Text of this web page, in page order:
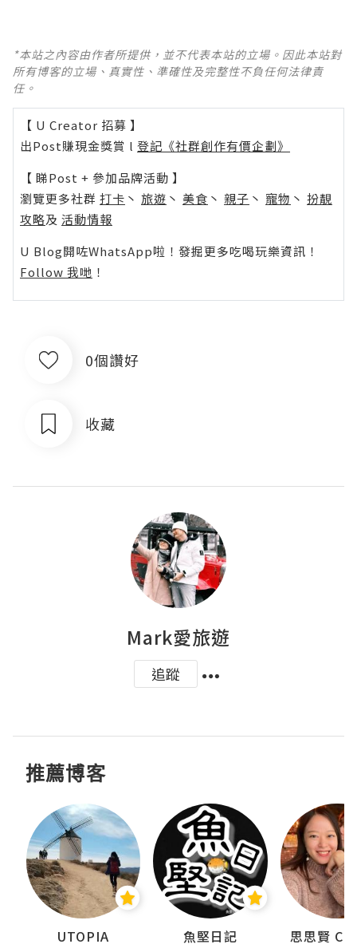
*本站之內容由作者所提供，並不代表本站的立場。因此本站對
所有博客的立場、真實性、準確性及完整性不負任何法律責
任。
【 U Creator 招募 】
出Post賺現金獎賞 l 登記《社群創作有價企劃》
【 睇Post + 參加品牌活動 】
瀏覽更多社群 打卡 丶 旅遊 丶 美食 丶 親子 丶 寵物 丶 扮靚
攻略及 活動情報
U Blog開咗WhatsApp啦！發掘更多吃喝玩樂資訊！
Follow 我哋 ！
0個讚好
收藏
Mark愛旅遊
追蹤
推薦博客
UTOPIA 魚堅日記